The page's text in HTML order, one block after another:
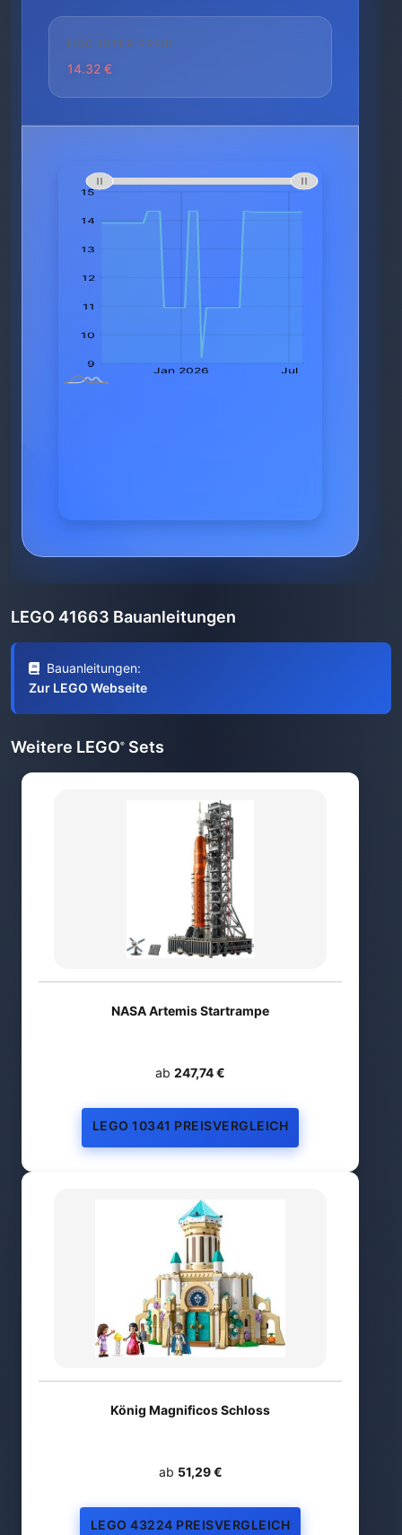
HÖCHSTER PREIS
14.32 €
LEGO 41663 Bauanleitungen
Bauanleitungen:
Zur LEGO Webseite
Weitere LEGO® Sets
NASA Artemis Startrampe
ab 247,74 €
LEGO 10341 PREISVERGLEICH
König Magnificos Schloss
ab 51,29 €
LEGO 43224 PREISVERGLEICH